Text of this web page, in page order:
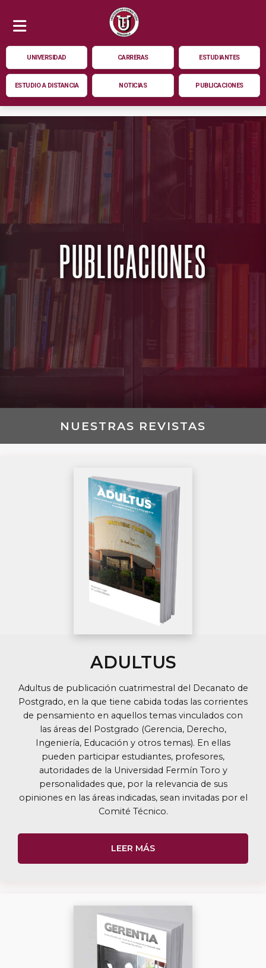
UNIVERSIDAD CARRERAS ESTUDIANTES
ESTUDIO A DISTANCIA NOTICIAS PUBLICACIONES
PUBLICACIONES
NUESTRAS REVISTAS
ADULTUS
Adultus de publicación cuatrimestral del Decanato de
Postgrado, en la que tiene cabida todas las corrientes
de pensamiento en aquellos temas vinculados con
las áreas del Postgrado (Gerencia, Derecho,
Ingeniería, Educación y otros temas). En ellas
pueden participar estudiantes, profesores,
autoridades de la Universidad Fermín Toro y
personalidades que, por la relevancia de sus
opiniones en las áreas indicadas, sean invitadas por el
Comité Técnico.
LEER MÁS